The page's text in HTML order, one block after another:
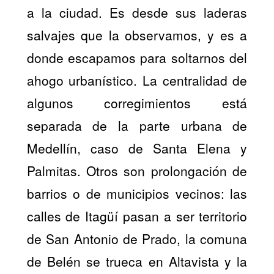
a la ciudad. Es desde sus laderas
salvajes que la observamos, y es a
donde escapamos para soltarnos del
ahogo urbanístico. La centralidad de
algunos corregimientos está
separada de la parte urbana de
Medellín, caso de Santa Elena y
Palmitas. Otros son prolongación de
barrios o de municipios vecinos: las
calles de Itagüí pasan a ser territorio
de San Antonio de Prado, la comuna
de Belén se trueca en Altavista y la